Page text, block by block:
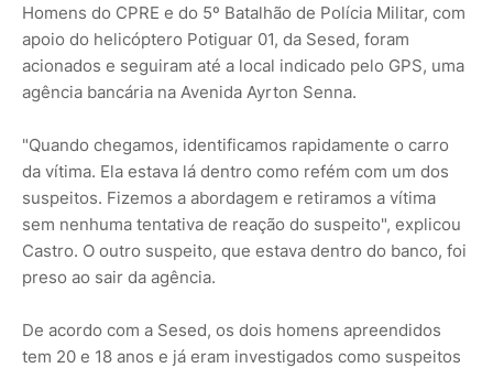
Homens do CPRE e do 5º Batalhão de Polícia Militar, com
apoio do helicóptero Potiguar 01, da Sesed, foram
acionados e seguiram até a local indicado pelo GPS, uma
agência bancária na Avenida Ayrton Senna.
"Quando chegamos, identificamos rapidamente o carro
da vítima. Ela estava lá dentro como refém com um dos
suspeitos. Fizemos a abordagem e retiramos a vítima
sem nenhuma tentativa de reação do suspeito", explicou
Castro. O outro suspeito, que estava dentro do banco, foi
preso ao sair da agência.
De acordo com a Sesed, os dois homens apreendidos
tem 20 e 18 anos e já eram investigados como suspeitos